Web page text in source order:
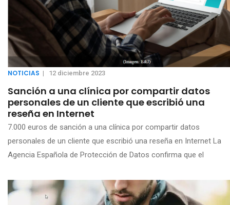
NOTICIAS | 12 diciembre 2023
Sanción a una clínica por compartir datos
personales de un cliente que escribió una
reseña en Internet
7.000 euros de sanción a una clínica por compartir datos
personales de un cliente que escribió una reseña en Internet La
Agencia Española de Protección de Datos confirma que el